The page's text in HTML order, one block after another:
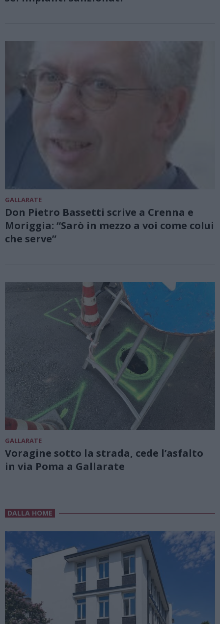
GALLARATE
Don Pietro Bassetti scrive a Crenna e
Moriggia: “Sarò in mezzo a voi come colui
che serve”
GALLARATE
Voragine sotto la strada, cede l’asfalto
in via Poma a Gallarate
DALLA HOME